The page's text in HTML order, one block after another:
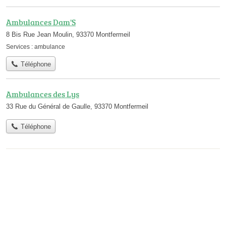
Ambulances Dam'S
8 Bis Rue Jean Moulin, 93370 Montfermeil
Services : ambulance
Téléphone
Ambulances des Lys
33 Rue du Général de Gaulle, 93370 Montfermeil
Téléphone